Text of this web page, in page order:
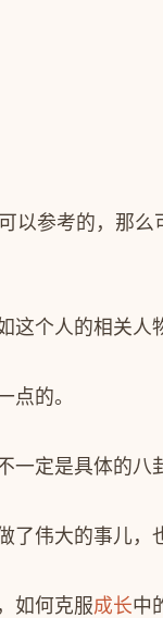
以参考的，那么
这个人的相关人
的。
一定是具体的八
了伟大的事儿，
如何克服成长中